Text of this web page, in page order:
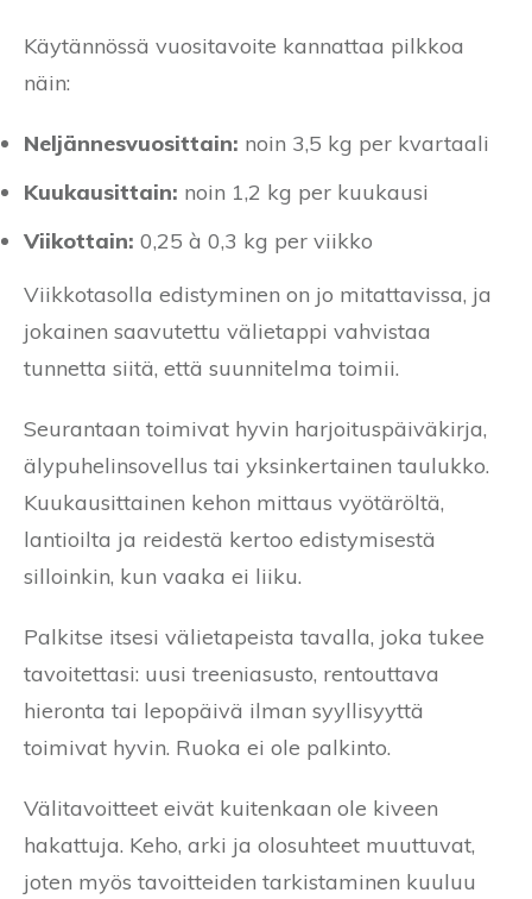
Käytännössä vuositavoite kannattaa pilkkoa
näin:
Neljännesvuosittain: noin 3,5 kg per kvartaali
Kuukausittain: noin 1,2 kg per kuukausi
Viikottain: 0,25 à 0,3 kg per viikko
Viikkotasolla edistyminen on jo mitattavissa, ja
jokainen saavutettu välietappi vahvistaa
tunnetta siitä, että suunnitelma toimii.
Seurantaan toimivat hyvin harjoituspäiväkirja,
älypuhelinsovellus tai yksinkertainen taulukko.
Kuukausittainen kehon mittaus vyötäröltä,
lantioilta ja reidestä kertoo edistymisestä
silloinkin, kun vaaka ei liiku.
Palkitse itsesi välietapeista tavalla, joka tukee
tavoitettasi: uusi treeniasusto, rentouttava
hieronta tai lepopäivä ilman syyllisyyttä
toimivat hyvin. Ruoka ei ole palkinto.
Välitavoitteet eivät kuitenkaan ole kiveen
hakattuja. Keho, arki ja olosuhteet muuttuvat,
joten myös tavoitteiden tarkistaminen kuuluu